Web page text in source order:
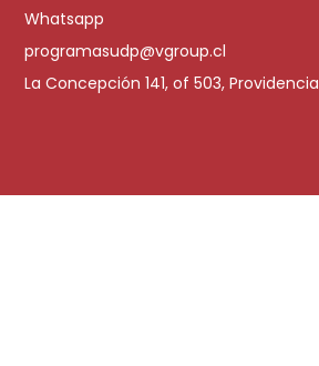
Whatsapp
programasudp@vgroup.cl
La Concepción 141, of 503, Providencia